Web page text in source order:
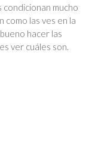
mucho
como las ves en la
hacer las
ver cuáles son.